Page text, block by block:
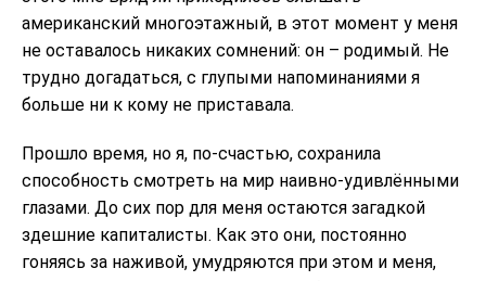
американский многоэтажный, в этот момент у меня
не оставалось никаких сомнений: он – родимый. Не
трудно догадаться, с глупыми напоминаниями я
больше ни к кому не приставала.
Прошло время, но я, по-счастью, сохранила
способность смотреть на мир наивно-удивлёнными
глазами. До сих пор для меня остаются загадкой
здешние капиталисты. Как это они, постоянно
гоняясь за наживой, умудряются при этом и меня,